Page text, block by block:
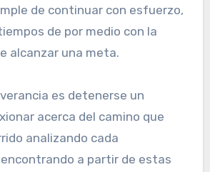
de continuar con esfuerzo,
de por medio con la
alcanzar una meta.
es detenerse un
acerca del camino que
analizando cada
a partir de estas